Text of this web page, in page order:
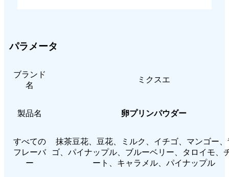
パラメータ
ブランド
名
ミクスエ
製品名 卵プリンパウダー
すべての
フレーバ
ー
抹茶豆花、豆花、ミルク、イチゴ、マンゴー
ゴ、パイナップル、ブルーベリー、タロイモ、
ート、キャラメル、パイナップル